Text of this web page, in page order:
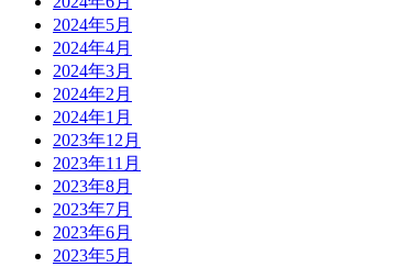
2024年5月
2024年4月
2024年3月
2024年2月
2024年1月
2023年12月
2023年11月
2023年8月
2023年7月
2023年6月
2023年5月